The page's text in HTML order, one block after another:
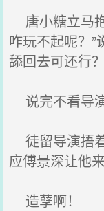
唐小糖立马
咋玩不起呢？
舔回去可还行
说完不看导
徒留导演捂
应傅景深让他来
造孽啊！